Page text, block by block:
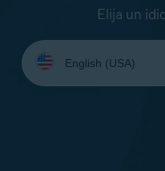
Elija un
Seleccione
su
idioma: